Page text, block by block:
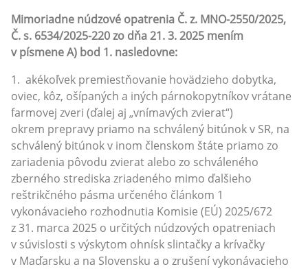
Mimoriadne núdzové opatrenia Č. z. MNO-2550/2025,
Č. s. 6534/2025-220 zo dňa 21. 3. 2025 mením
v písmene A) bod 1. nasledovne:
1. akékoľvek premiestňovanie hovädzieho dobytka,
oviec, kôz, ošípaných a iných párnokopytníkov vrátane
farmovej zveri (ďalej aj „vnímavých zvierat“)
okrem prepravy priamo na schválený bitúnok v SR, na
schválený bitúnok v inom členskom štáte priamo zo
zariadenia pôvodu zvierat alebo zo schváleného
zberného strediska zriadeného mimo ďalšieho
reštrikčného pásma určeného článkom 1
vykonávacieho rozhodnutia Komisie (EÚ) 2025/672
z 31. marca 2025 o určitých núdzových opatreniach
v súvislosti s výskytom ohnísk slintačky a krívačky
v Maďarsku a na Slovensku a o zrušení vykonávacieho